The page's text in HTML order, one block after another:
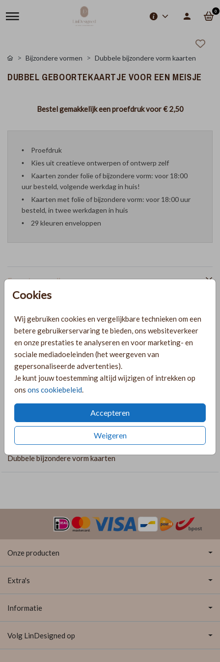
0
Cookies
Wij gebruiken cookies en vergelijkbare technieken om een
betere gebruikerservaring te bieden, ons websiteverkeer
en onze prestaties te analyseren en voor marketing- en
sociale mediadoeleinden (het weergeven van
gepersonaliseerde advertenties).
Je kunt jouw toestemming altijd wijzigen of intrekken op
ons ons cookiebeleid
Accepteren
Weigeren
Bijzondere vormen Dubbele bijzondere vorm kaarten
DUBBEL GEBOORTEKAARTJE VOOR EEN MEISJE
Bestel gemakkelijk een proefdruk voor€ 2,50
Proefdruk
Kies uit creatieve ontwerpen of ontwerp zelf
Kaarten zonder folie of bijzondere vorm: voor 18:00
uur besteld, volgende werkdag in huis!
Kaarten met folie of bijzondere vorm: voor 18:00 uur
besteld, in twee werkdagen in huis
29 kleuren enveloppen
Formaten en prijzen
PRODUCTINFORMATIE
OMSCHRIJVING
Dubbel zandkleur geboortekaartje voor een meisje met
gaatjes om een takje of bloemetje doorheen te steken! Let
op: De kaart wordt geleverd zonder het takje. Je kunt het
takje zoals op de foto bijbestellen via de volgende link:
https://lindesigned.nl/takjes-bestellen
COLLECTIE
Dubbele bijzondere vorm kaarten
Onze producten
Extra's
Informatie
Volg LinDesigned op